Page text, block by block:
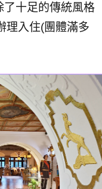
了十足的傳統風格
理入住(團體滿多